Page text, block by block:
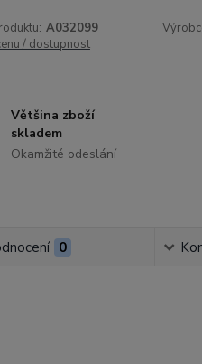
A032099
/ dostupnost
Většina zboží
skladem
Okamžité odeslání
0